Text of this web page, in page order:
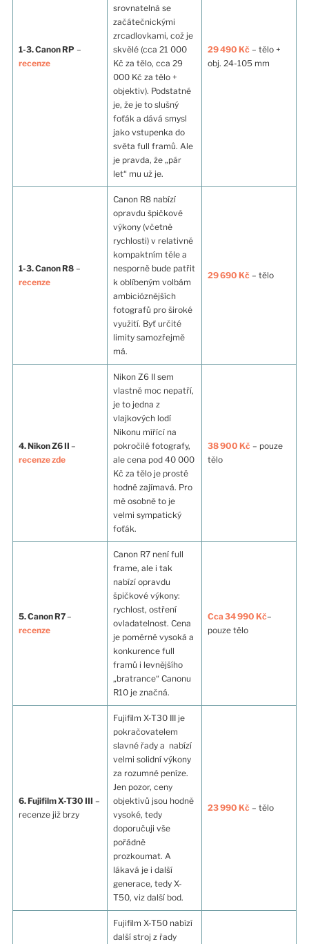
1-3. Canon RP –
recenze
srovnatelná se
začátečnickými
zrcadlovkami, což je
skvělé (cca 21 000
Kč za tělo, cca 29
000 Kč za tělo +
objektiv). Podstatné
je, že je to slušný
foťák a dává smysl
jako vstupenka do
světa full framů. Ale
je pravda, že „pár
let“ mu už je.
29 490 Kč– tělo +
obj. 24-105 mm
1-3. Canon R8–
recenze
Canon R8 nabízí
opravdu špičkové
výkony (včetně
rychlosti) v relativně
kompaktním těle a
nesporně bude patřit
k oblíbeným volbám
ambicióznějších
fotografů pro široké
využití. Byť určité
limity samozřejmě
má.
29 690 Kč– tělo
4. Nikon Z6 II –
recenze zde
Nikon Z6 II sem
vlastně moc nepatří,
je to jedna z
vlajkových lodí
Nikonu mířící na
pokročilé fotografy,
ale cena pod 40 000
Kč za tělo je prostě
hodně zajímavá. Pro
mě osobně to je
velmi sympatický
foťák.
38 900 Kč– pouze
tělo
5. Canon R7–
recenze
Canon R7 není full
frame, ale i tak
nabízí opravdu
špičkové výkony:
rychlost, ostření
ovladatelnost. Cena
je poměrně vysoká a
konkurence full
framů i levnějšího
„bratrance“ Canonu
R10 je značná.
Cca 34 990 Kč–
pouze tělo
6. Fujifilm X-T30 III –
recenze již brzy
Fujifilm X-T30 III je
pokračovatelem
slavné řady a nabízí
velmi solidní výkony
za rozumné peníze.
Jen pozor, ceny
objektivů jsou hodně
vysoké, tedy
doporučuji vše
pořádně
prozkoumat. A
lákavá je i další
generace, tedy X-
T50, viz další bod.
23 990 Kč– tělo
Fujifilm X-T50 nabízí
další stroj z řady